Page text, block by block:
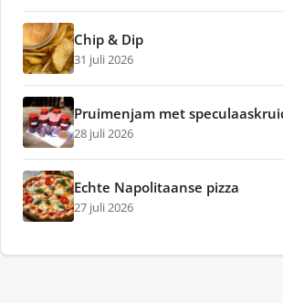
Chip & Dip
31 juli 2026
Pruimenjam met
28 juli 2026
Echte Napolitaanse pizza
27 juli 2026